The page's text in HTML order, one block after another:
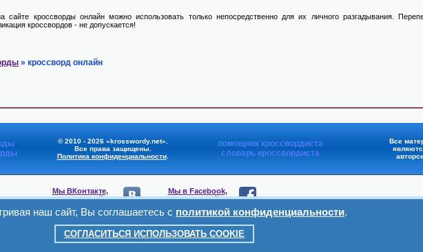
сайте кроссворды онлайн можно использовать только непосредственно для их личного разгадывания.
кроссвордов - не допускается!
» кроссворд онлайн
© 2010 - 2026 «krosswordy.net».
Все права защищены.
Политика конфиденциальности.
помощник кроссвордиста
словарь кроссвордиста
Все
Мы ВКонтакте,
присоединяйтесь
Мы в Facebook,
присоединяйтесь
Мы в Viber,
присоединяйтесь
Мы в Telegram,
присоединяйтесь
наш сайт, Вы соглашаетесь с политикой конфиденциальности.
СОГЛАСИТЬСЯ ИСПОЛЬЗОВАТЬ COOKIE